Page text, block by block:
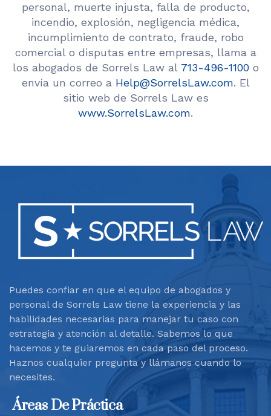
personal, muerte injusta, falla de producto,
incendio, explosión, negligencia médica,
incumplimiento de contrato, fraude, robo
comercial o disputas entre empresas, llama a
los abogados de Sorrels Law al 713-496-1100o
envía un correo a Help@SorrelsLaw.com. El
sitio web de Sorrels Law es
www.SorrelsLaw.com.
Puedes confiar en que el equipo de abogados y
personal de Sorrels Law tiene la experiencia y las
habilidades necesarias para manejar tu caso con
estrategia y atención al detalle. Sabemos lo que
hacemos y te guiaremos en cada paso del proceso.
Haznos cualquier pregunta y llámanos cuando lo
necesites.
Áreas De Práctica